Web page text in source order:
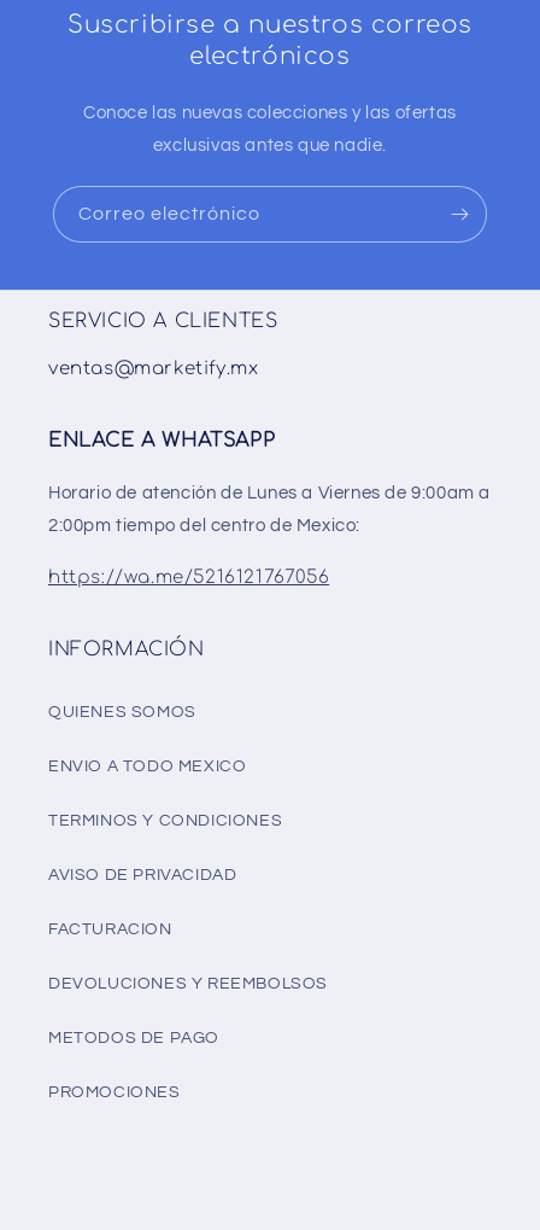
Suscribirse a nuestros correos
electrónicos
Conoce las nuevas colecciones y las ofertas
exclusivas antes que nadie.
Correo electrónico
SERVICIO A CLIENTES
ventas@marketify.mx
ENLACE A WHATSAPP
Horario de atención de Lunes a Viernes de 9:00am a
2:00pm tiempo del centro de Mexico:
https://wa.me/5216121767056
INFORMACIÓN
QUIENES SOMOS
ENVIO A TODO MEXICO
TERMINOS Y CONDICIONES
AVISO DE PRIVACIDAD
FACTURACION
DEVOLUCIONES Y REEMBOLSOS
METODOS DE PAGO
PROMOCIONES